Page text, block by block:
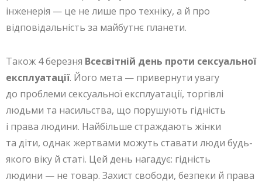
інженерія — це не лише про техніку, а й про
відповідальність за майбутнє планети.
Також 4 березня Всесвітній день проти сексуальної
експлуатації. Його мета — привернути увагу
до проблеми сексуальної експлуатації, торгівлі
людьми та насильства, що порушують гідність
і права людини. Найбільше страждають жінки
та діти, однак жертвами можуть ставати люди будь-
якого віку й статі. Цей день нагадує: гідність
людини — не товар. Захист свободи, безпеки й права